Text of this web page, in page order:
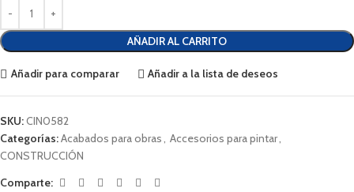
AÑADIR AL CARRITO
Añadir para comparar Añadir a la lista de deseos
SKU:CIN0582
Categorías:Acabados para obras Accesorios para pintar
CONSTRUCCIÓN
Comparte: